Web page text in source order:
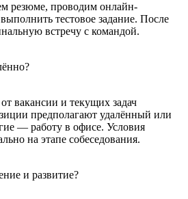
резюме, проводим онлайн-
тестовое задание. После
встречу с командой.
вакансии и текущих задач
предполагают удалённый или
— работу в офисе. Условия
на этапе собеседования.
и развитие?